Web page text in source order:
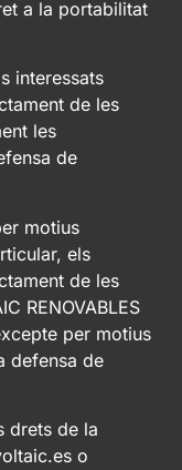
a la portabilitat
interessats
de les
les
de
motius
els
de les
RENOVABLES
per motius
defensa de
drets de la
o